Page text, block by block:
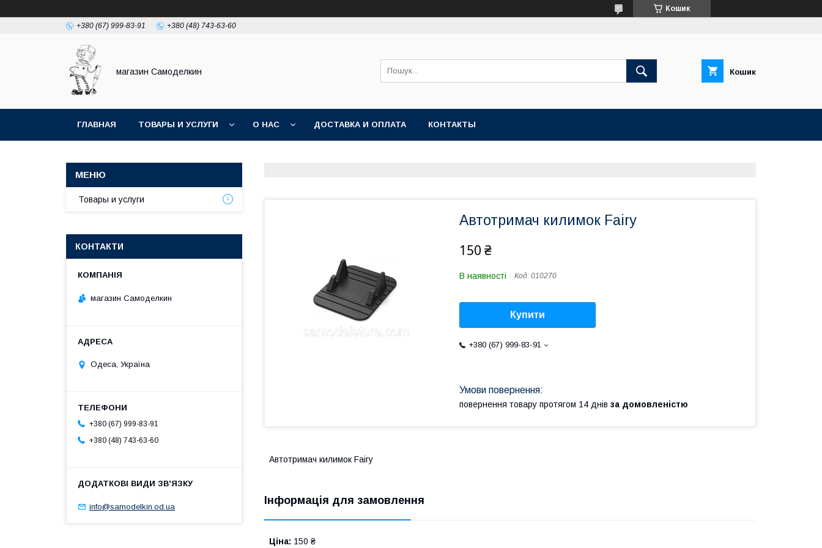
Кошик
+380 (67) 999-83-91 +380 (48) 743-63-60
магазин Самоделкин Кошик
ГЛАВНАЯ ТОВАРЫ И УСЛУГИ О НАС ДОСТАВКА И ОПЛАТА КОНТАКТЫ
Автотримач килимок Fairy
150 ₴
В наявності Код: 010270
Купити
+380 (67) 999-83-91
повернення товару протягом 14 днів за домовленістю
Автотримач килимок Fairy
Інформація для замовлення
Ціна: 150 ₴
Товары и услуги
КОНТАКТИ
магазин Самоделкин
Одеса, Україна
+380 (67) 999-83-91
+380 (48) 743-63-60
info@samodelkin.od.ua